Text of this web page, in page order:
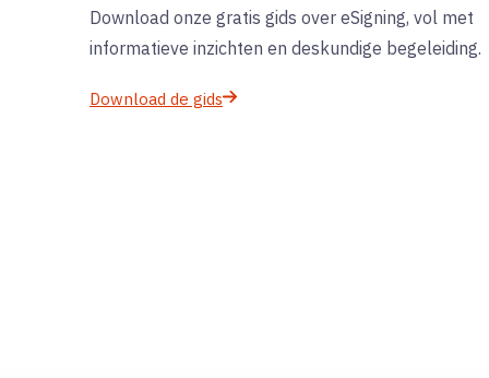
Download onze gratis gids over eSigning, vol met
informatieve inzichten en deskundige begeleiding.
Download de gids